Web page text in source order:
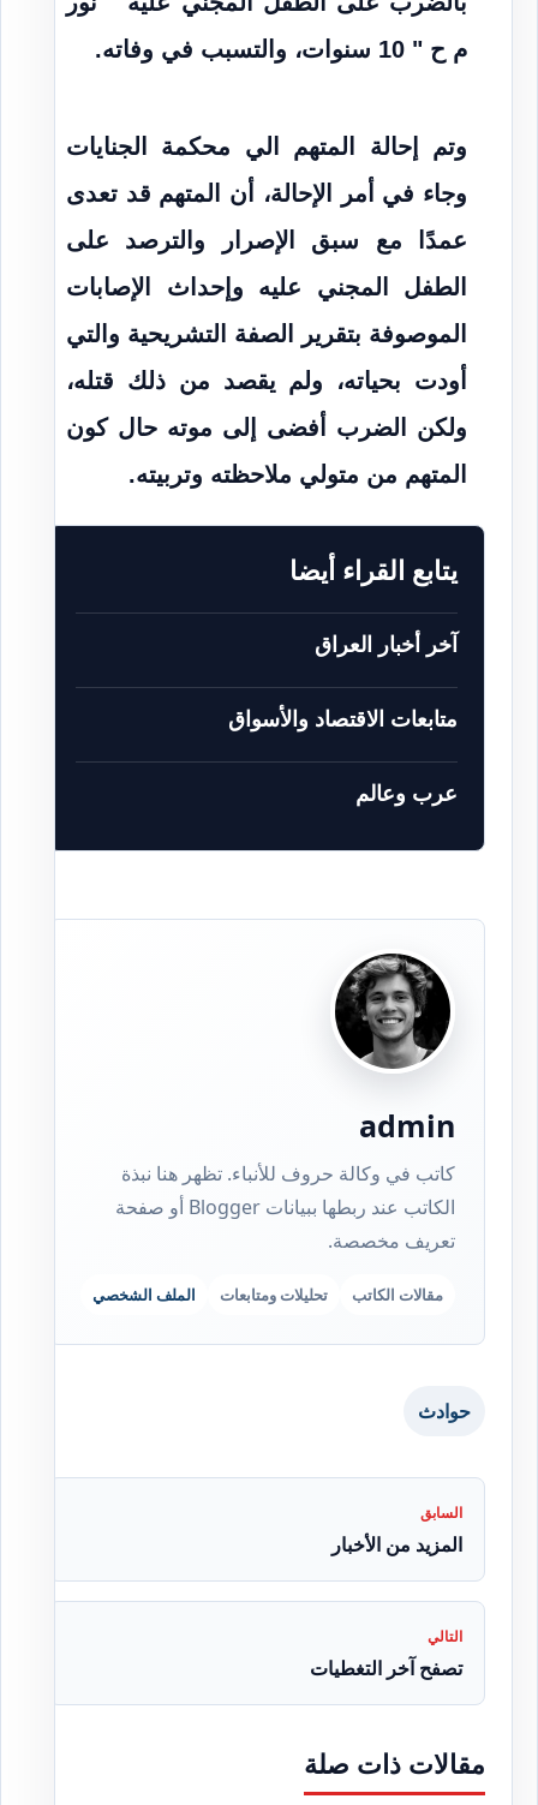
م ح " 10 سنوات، والتسبب في وفاته.
وتم إحالة المتهم الي محكمة الجنايات
وجاء في أمر الإحالة، أن المتهم قد تعدى
عمدًا مع سبق الإصرار والترصد على
الطفل المجني عليه وإحداث الإصابات
الموصوفة بتقرير الصفة التشريحية والتي
أودت بحياته، ولم يقصد من ذلك قتله،
ولكن الضرب أفضى إلى موته حال كون
المتهم من متولي ملاحظته وتربيته.
يتابع القراء أيضا
آخر أخبار العراق
متابعات الاقتصاد والأسواق
عرب وعالم
admin
كاتب في وكالة حروف للأنباء. تظهر هنا نبذة
الكاتب عند ربطها ببيانات Blogger أو صفحة
تعريف مخصصة.
مقالات الكاتب تحليلات ومتابعات الملف الشخصي
حوادث
السابق
المزيد من الأخبار
التالي
تصفح آخر التغطيات
مقالات ذات صلة